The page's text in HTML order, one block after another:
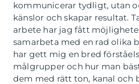
kommunicerar tydligt, utan
känslor och skapar resultat.
arbete har jag fått
samarbeta med en rad olika
har gett mig en bred
målgrupper och hur man
dem med rätt ton, kanal och